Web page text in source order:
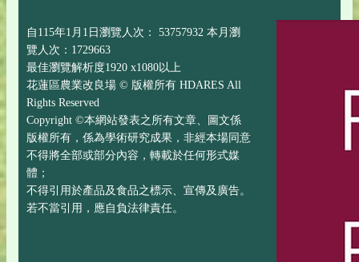
自115年1月1日瀏覽人次： 53757932 本月瀏
覽人次：1729663
最佳瀏覽解析度1920 x1080以上
花蓮區農業改良場 © 版權所有 HDARES All
Rights Reserved
Copyright ©本網站發表之所有文章、圖文係
版權所有，係為學術研究成果，非經本場同意
不得將全部或部分內容，轉載於任何形式媒
體；
不得引用於產品及食品之標示、宣傳及廣告。
若不當引用，應自負法律責任。